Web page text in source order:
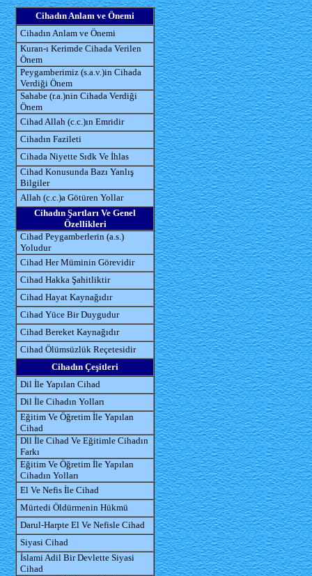
Cihadın Anlam ve Önemi
Cihadın Anlam ve Önemi
Kuran-ı Kerimde Cihada Verilen
Önem
Peygamberimiz (s.a.v.)in Cihada
Verdiği Önem
Sahabe (r.a.)nin Cihada Verdiği
Önem
Cihad Allah (c.c.)ın Emridir
Cihadın Fazileti
Cihada Niyette Sıdk Ve İhlas
Cihad Konusunda Bazı Yanlış
Bilgiler
Allah (c.c.)a Götüren Yollar
Cihadın Şartları Ve Genel
Özellikleri
Cihad Peygamberlerin (a.s.)
Yoludur
Cihad Her Müminin Görevidir
Cihad Hakka Şahitliktir
Cihad Hayat Kaynağıdır
Cihad Yüce Bir Duygudur
Cihad Bereket Kaynağıdır
Cihad Ölümsüzlük Reçetesidir
Cihadın Çeşitleri
Dil İle Yapılan Cihad
Dil İle Cihadın Yolları
Eğitim Ve Öğretim İle Yapılan
Cihad
Dll İle Cihad Ve Eğitimle Cihadın
Farkı
Eğitim Ve Öğretim İle Yapılan
Cihadın Yolları
El Ve Nefis İle Cihad
Mürtedi Öldürmenin Hükmü
Darul-Harpte El Ve Nefisle Cihad
Siyasi Cihad
İslami Adil Bir Devlette Siyasi
Cihad